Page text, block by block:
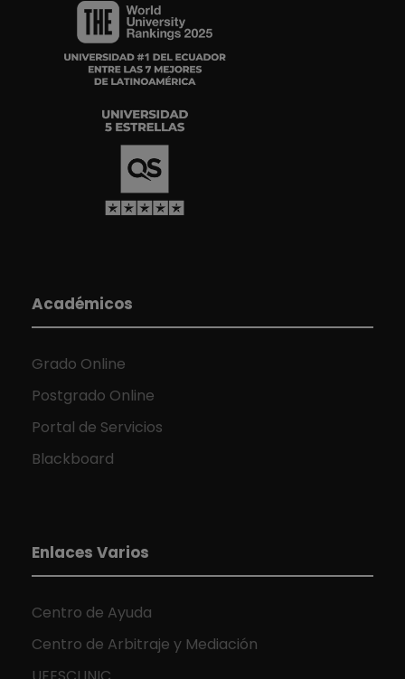
Académicos
Grado Online
Postgrado Online
Portal de Servicios
Blackboard
Enlaces Varios
Centro de Ayuda
Centro de Arbitraje y Mediación